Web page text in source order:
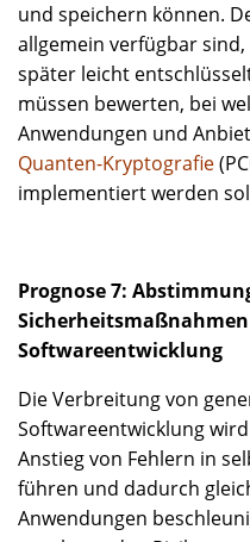
und speichern können.
allgemein verfügbar
später leicht
müssen bewerten, bei
Anwendungen und
Quanten-Kryptografie
implementiert werden
Prognose 7:
Softwareentwicklung
Die Verbreitung von
Softwareentwicklung
Anstieg von Fehlern in
führen und dadurch
Anwendungen